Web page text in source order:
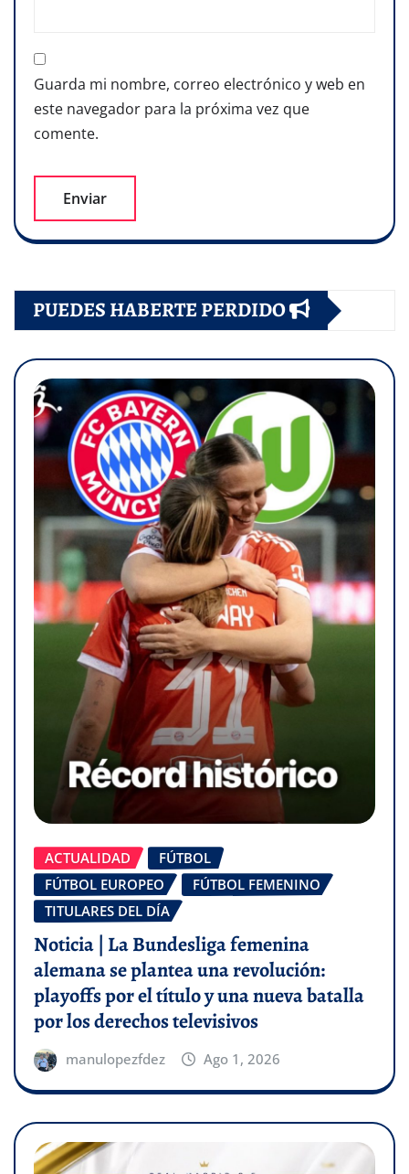
Guarda mi nombre, correo electrónico y web en
este navegador para la próxima vez que
comente.
PUEDES HABERTE PERDIDO
ACTUALIDAD
FÚTBOL
FÚTBOL EUROPEO
FÚTBOL FEMENINO
TITULARES DEL DÍA
Noticia | La Bundesliga femenina
alemana se plantea una revolución:
playoffs por el título y una nueva batalla
por los derechos televisivos
manulopezfdez Ago 1, 2026